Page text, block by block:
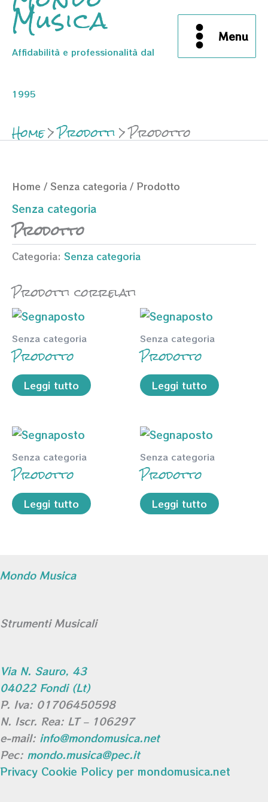
Musica
Affidabilità e professionalità dal
1995
Menu
Home Prodotti Prodotto
Home / Senza categoria / Prodotto
Senza categoria
Prodotto
Categoria: Senza categoria
Prodotti correlati
Senza categoria
Prodotto
Leggi tutto
Senza categoria
Prodotto
Leggi tutto
Senza categoria
Prodotto
Leggi tutto
Senza categoria
Prodotto
Leggi tutto
Mondo Musica
Strumenti Musicali
Via N. Sauro, 43
04022 Fondi (Lt)
P. Iva: 01706450598
N. Iscr. Rea: LT – 106297
e-mail: info@mondomusica.net
Pec: mondo.musica@pec.it
Privacy Cookie Policy per mondomusica.net